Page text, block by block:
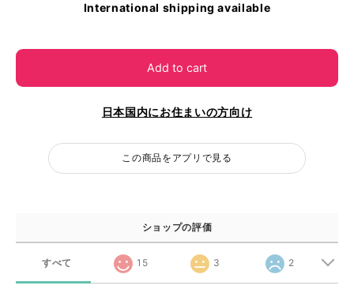
International shipping available
Add to cart
日本国内にお住まいの方向け
この商品をアプリで見る
ショップの評価
すべて 15 3 2